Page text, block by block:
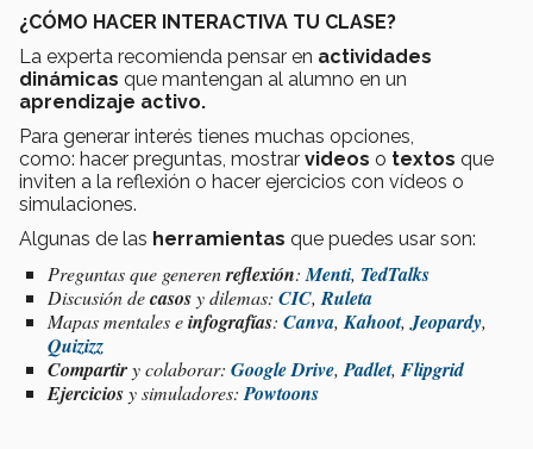
¿CÓMO HACER INTERACTIVA TU CLASE?
La experta recomienda pensar en actividades
dinámicas que mantengan al alumno en un
aprendizaje activo.
Para generar interés tienes muchas opciones,
como: hacer preguntas, mostrar videos o textos que
inviten a la reflexión o hacer ejercicios con vídeos o
simulaciones.
Algunas de las herramientas que puedes usar son:
Preguntas que generenreflexión: Menti, TedTalks
Discusión decasosy dilemas: CIC, Ruleta
Mapas mentales einfografías: Canva, Kahoot, Jeopardy,
Quizizz
Compartiry colaborar: Google Drive, Padlet, Flipgrid
Ejerciciosy simuladores: Powtoons